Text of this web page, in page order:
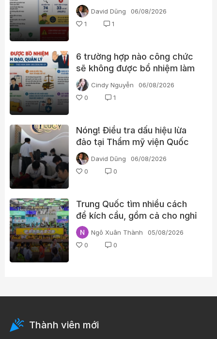
phạm hoạt động?
David Dũng
06/08/2026
1
1
6 trường hợp nào công chức
sẽ không được bổ nhiệm làm
lãnh đạo?
Cindy Nguyễn
06/08/2026
0
1
Nóng! Điều tra dấu hiệu lừa
đảo tại Thẩm mỹ viện Quốc
tế Lucy với dịch vụ tăng kích
thước d.ương v.ật
David Dũng
06/08/2026
0
0
Trung Quốc tìm nhiều cách
để kích cầu, gồm cả cho nghỉ
phép hưởng lương
Ngô Xuân Thành
05/08/2026
0
0
Thành viên mới